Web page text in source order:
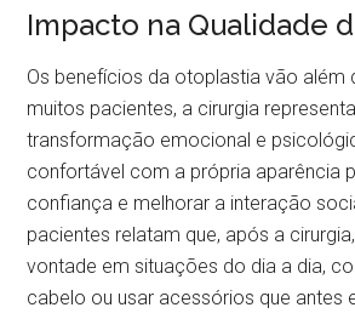
Impacto na Qualidade
Os benefícios da otoplastia vão além
muitos pacientes, a cirurgia
transformação emocional e
confortável com a própria aparência
confiança e melhorar a interação
pacientes relatam que, após a
vontade em situações do dia a dia,
cabelo ou usar acessórios que antes